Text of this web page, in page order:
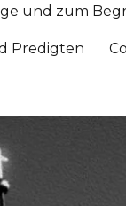
und zum
Predigten